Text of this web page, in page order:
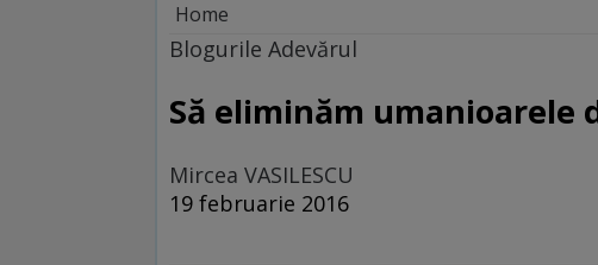
Home
Dileme on-line
Blogurile Adevărul
Să eliminăm umanioarele
Mircea VASILESCU
19 februarie 2016